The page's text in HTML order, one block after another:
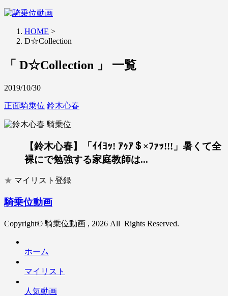
HOME >
D☆Collection
「 D☆Collection 」 一覧
2019/10/30
正面騎乗位 鈴木心春
【鈴木心春】「ｲｲﾖｯ! ｱｩｱ＄×ﾌｧｯ!!!」暑くて全
裸にで勉強する家庭教師は...
★ マイリスト登録
騎乗位動画
Copyright© 騎乗位動画 , 2026 All Rights Reserved.
ホーム
マイリスト
人気動画